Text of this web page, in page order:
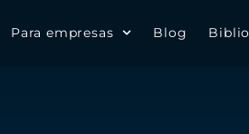
Para empresas Blog